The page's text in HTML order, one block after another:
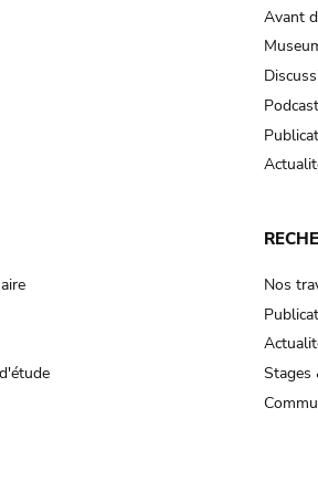
Avant
Nos
Stages